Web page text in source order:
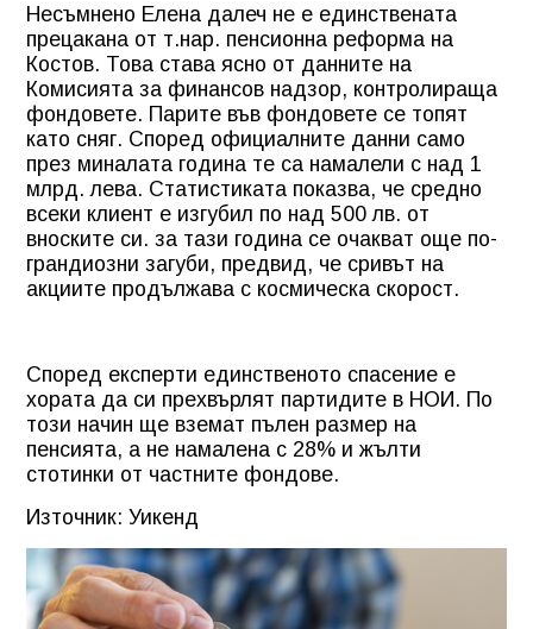
Несъмнено Елена далеч не е единствената
прецакана от т.нар. пенсионна реформа на
Костов. Това става ясно от данните на
Комисията за финансов надзор, контролираща
фондовете. Парите във фондовете се топят
като сняг. Според официалните данни само
през миналата година те са намалели с над 1
млрд. лева. Статистиката показва, че средно
всеки клиент е изгубил по над 500 лв. от
вноските си. за тази година се очакват още по-
грандиозни загуби, предвид, че сривът на
акциите продължава с космическа скорост.
Според експерти единственото спасение е
хората да си прехвърлят партидите в НОИ. По
този начин ще вземат пълен размер на
пенсията, а не намалена с 28% и жълти
стотинки от частните фондове.
Източник: Уикенд